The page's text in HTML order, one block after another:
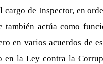
de Inspector, en
actúa como
en varios acuerdos de
en la Ley contra la